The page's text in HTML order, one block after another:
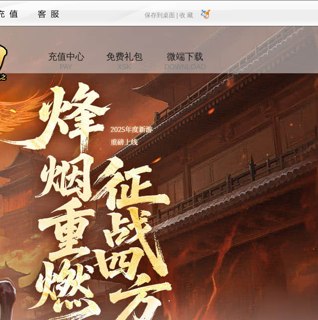
保存到桌面 |
保存到桌面 收 藏
收 藏
充值中心
PAY
免费礼包
XSK
微端下载
DOWNLOAD